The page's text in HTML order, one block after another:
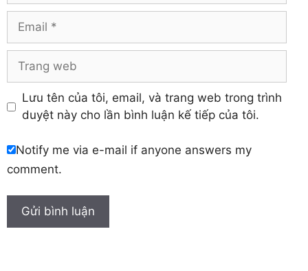
Khánh Hòa
Email
Trang
Lưu tên của tôi, email, và trang web trong trình
duyệt này cho lần bình luận kế tiếp của tôi.
Notify me via e-mail if anyone answers my
comment.